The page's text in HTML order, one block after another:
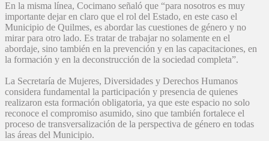
En la misma línea, Cocimano señaló que “para nosotros es muy
importante dejar en claro que el rol del Estado, en este caso el
Municipio de Quilmes, es abordar las cuestiones de género y no
mirar para otro lado. Es tratar de trabajar no solamente en el
abordaje, sino también en la prevención y en las capacitaciones, en
la formación y en la deconstrucción de la sociedad completa”.
La Secretaría de Mujeres, Diversidades y Derechos Humanos
considera fundamental la participación y presencia de quienes
realizaron esta formación obligatoria, ya que este espacio no solo
reconoce el compromiso asumido, sino que también fortalece el
proceso de transversalización de la perspectiva de género en todas
las áreas del Municipio.